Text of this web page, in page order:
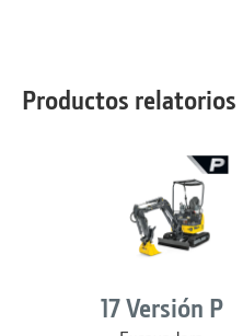
Productos relatorios
17 Versión P